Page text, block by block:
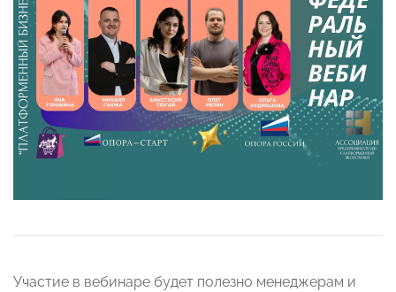
Участие в вебинаре будет полезно менеджерам и